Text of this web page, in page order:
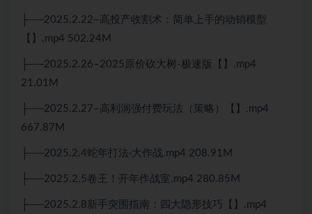
├──2025.2.22–高投产收割术：简单上手的动销模型
【】.mp4 502.24M
├──2025.2.26–2025原价砍大树-极速版【】.mp4
21.01M
├──2025.2.27–高利润强付费玩法（策略）【】.mp4
667.87M
├──2025.2.4蛇年打法·大作战.mp4 208.91M
├──2025.2.5卷王！开年作战室.mp4 280.85M
├──2025.2.8新手突围指南：四大隐形技巧【】.mp4